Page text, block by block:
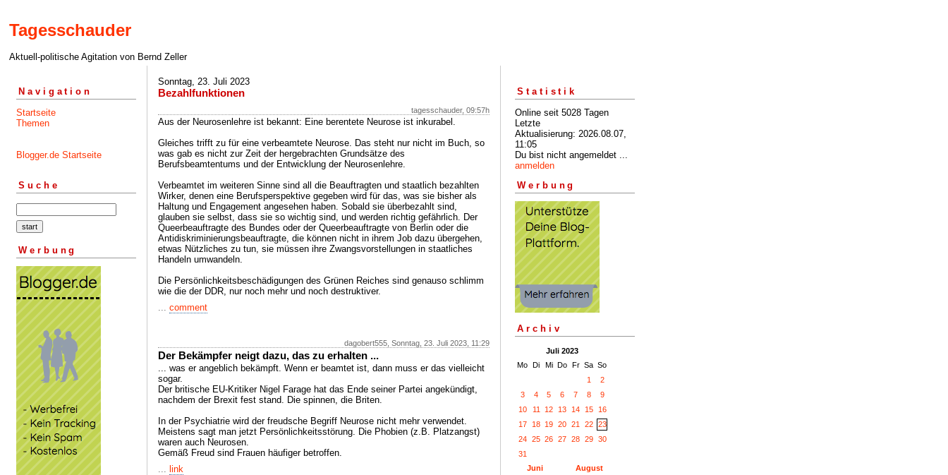
Tagesschauder
Aktuell-politische Agitation von Bernd Zeller
Navigation
Startseite
Themen
Blogger.de Startseite
Suche
Werbung
Sonntag, 23. Juli 2023
Bezahlfunktionen
tagesschauder, 09:57h
Aus der Neurosenlehre ist bekannt: Eine berentete Neurose ist inkurabel.
Gleiches trifft zu für eine verbeamtete Neurose. Das steht nur nicht im Buch, so
was gab es nicht zur Zeit der hergebrachten Grundsätze des
Berufsbeamtentums und der Entwicklung der Neurosenlehre.
Verbeamtet im weiteren Sinne sind all die Beauftragten und staatlich bezahlten
Wirker, denen eine Berufsperspektive gegeben wird für das, was sie bisher als
Haltung und Engagement angesehen haben. Sobald sie überbezahlt sind,
glauben sie selbst, dass sie so wichtig sind, und werden richtig gefährlich. Der
Queerbeauftragte des Bundes oder der Queerbeauftragte von Berlin oder die
Antidiskriminierungsbeauftragte, die können nicht in ihrem Job dazu übergehen,
etwas Nützliches zu tun, sie müssen ihre Zwangsvorstellungen in staatliches
Handeln umwandeln.
Die Persönlichkeitsbeschädigungen des Grünen Reiches sind genauso schlimm
wie die der DDR, nur noch mehr und noch destruktiver.
... comment
dagobert555, Sonntag, 23. Juli 2023, 11:29
Der Bekämpfer neigt dazu, das zu erhalten ...
... was er angeblich bekämpft. Wenn er beamtet ist, dann muss er das vielleicht
sogar.
Der britische EU-Kritiker Nigel Farage hat das Ende seiner Partei angekündigt,
nachdem der Brexit fest stand. Die spinnen, die Briten.
In der Psychiatrie wird der freudsche Begriff Neurose nicht mehr verwendet.
Meistens sagt man jetzt Persönlichkeitsstörung. Die Phobien (z.B. Platzangst)
waren auch Neurosen.
Gemäß Freud sind Frauen häufiger betroffen.
... link
Statistik
Online seit 5028 Tagen
Letzte
Aktualisierung: 2026.08.07,
11:05
Du bist nicht angemeldet ...
anmelden
Werbung
Archiv
Juli 2023
Mo Di Mi Do Fr Sa So
1
2
3
4 5 6 7 8
9
10
11 12 13 14 15
16
17
18 19 20 21 22
23
24
25 26 27 28 29
30
31
Juni
August